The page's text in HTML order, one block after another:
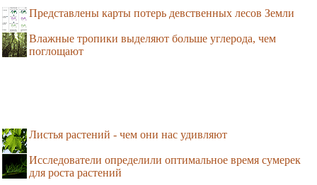
Представлены карты потерь девственных лесов Земли
Влажные тропики выделяют больше углерода, чем
поглощают
Листья растений - чем они нас удивляют
Исследователи определили оптимальное время сумерек
для роста растений